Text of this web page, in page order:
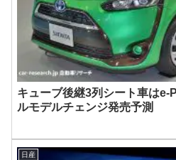
キューブ後継3列シート車はe-
ルモデルチェンジ発売予測
日産